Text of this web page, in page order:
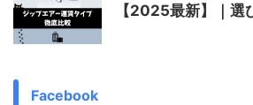
【2025最新】｜選
Facebook